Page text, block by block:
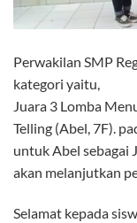
Perwakilan SMP
kategori yaitu,
Juara 3 Lomba
Telling (Abel, 7F).
untuk Abel sebagai
akan melanjutkan
Selamat kepada